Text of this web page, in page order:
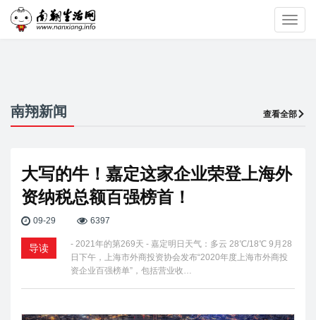
南翔新闻 查看全部
大写的牛！嘉定这家企业荣登上海外
资纳税总额百强榜首！
09-29 6397
导读
- 2021年的第269天 - 嘉定明日天气：多云 28℃/18℃ 9月28
日下午，上海市外商投资协会发布“2020年度上海市外商投
资企业百强榜单”，包括营业收…